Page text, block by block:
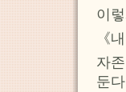
이
《
자
둔